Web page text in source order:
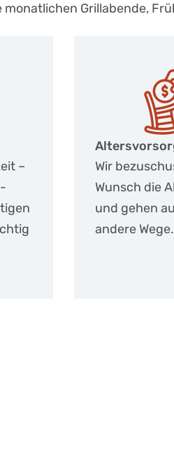
Grillabende,
Wir
gesunde